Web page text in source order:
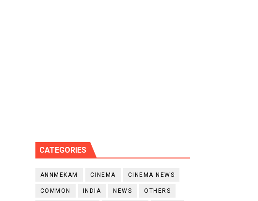
CATEGORIES
ANNMEKAM CINEMA CINEMA NEWS
COMMON INDIA NEWS OTHERS